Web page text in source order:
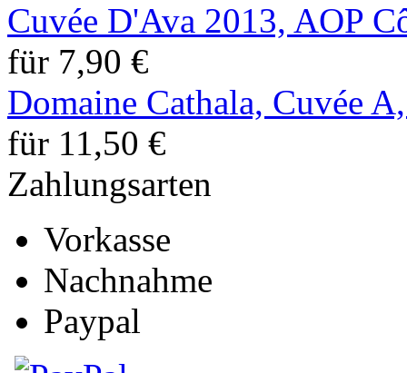
Cuvée D'Ava 2013, AOP
für 7,90 €
Domaine Cathala, Cuvée
für 11,50 €
Zahlungsarten
Vorkasse
Nachnahme
Paypal